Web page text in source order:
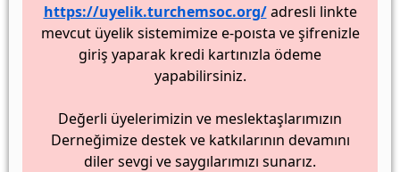
https://uyelik.turchemsoc.org/adresli linkte
mevcut üyelik sistemimize e-poısta ve şifrenizle
giriş yaparak kredi kartınızla ödeme
yapabilirsiniz.
Değerli üyelerimizin ve meslektaşlarımızın
Derneğimize destek ve katkılarının devamını
diler sevgi ve saygılarımızı sunarız.